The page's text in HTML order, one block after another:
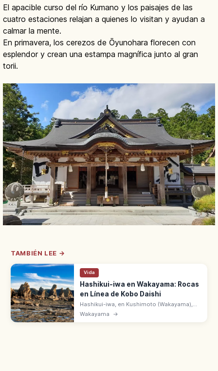
El apacible curso del río Kumano y los paisajes de las
cuatro estaciones relajan a quienes lo visitan y ayudan a
calmar la mente.
En primavera, los cerezos de Ōyunohara florecen con
esplendor y crean una estampa magnífica junto al gran
torii.
TAMBIÉN LEE →
Vida
Hashikui-iwa en Wakayama: Rocas
en Línea de Kobo Daishi
Hashikui-iwa, en Kushimoto (Wakayama),
alinea unas 40 rocas a lo largo de 850 m
sobre el mar. Leyenda de Kobo Daishi. Lugar
Wakayama →